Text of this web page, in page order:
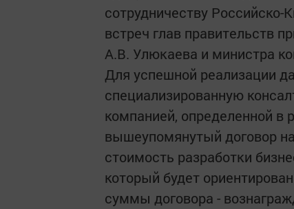
сотрудничеству Российско-
встреч глав правительств
А.В. Улюкаева и министра
Для успешной реализации
специализированную
компанией, определенной в
вышеупомянутый договор
стоимость разработки
который будет
суммы договора -